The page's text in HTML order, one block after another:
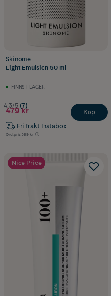
Skinome
Light Emulsion 50 ml
FINNS I LAGER
4.3/5 (7)
479 kr
Fri frakt Instabox
Ord.pris 599 kr
Köp
Nice Price